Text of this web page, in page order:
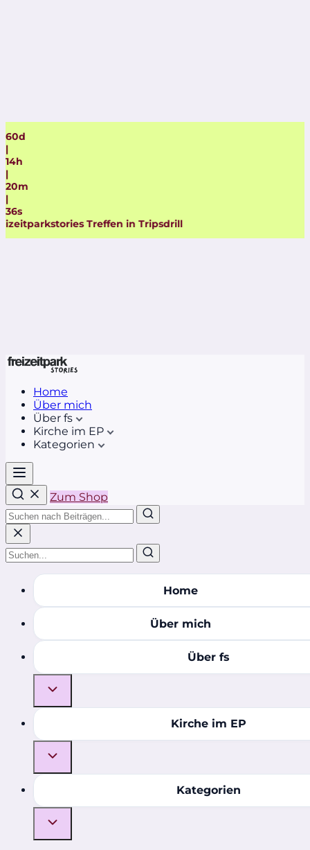
60d
|
14h
|
20m
|
35s
Treffen in Tripsdrill
Home
Über mich
Über fs
Kirche im EP
Kategorien
Zum Shop
Home
Über mich
Über fs
Kirche im EP
Kategorien